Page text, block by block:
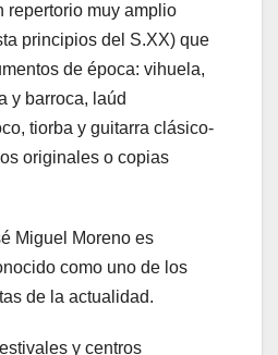
repertorio muy amplio
principios del S.XX) que
de época: vihuela,
y barroca, laúd
tiorba y guitarra clásico-
originales o copias
Miguel Moreno es
como uno de los
de la actualidad.
y centros